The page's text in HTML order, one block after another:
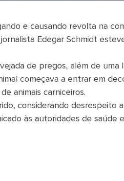
e causando revolta na
Edegar Schmidt
de pregos, além de uma
começava a entrar em
animais carniceiros.
considerando desrespeito
às autoridades de saúde